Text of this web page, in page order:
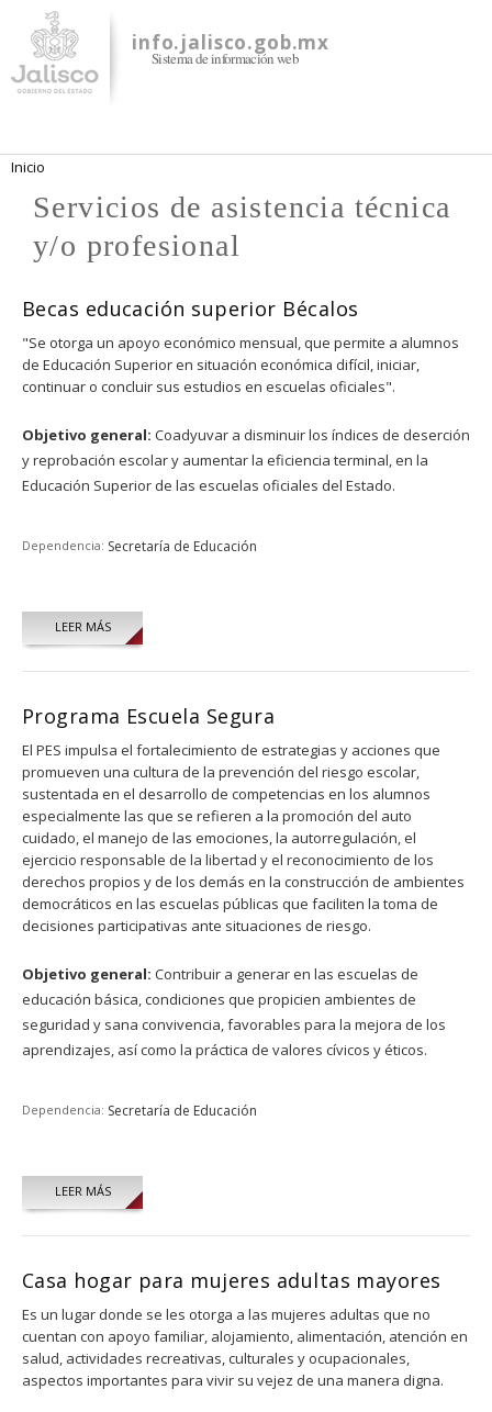
contenido
principal
info.jalisco.gob.mx
Sistema de información web
Se encuentra usted aquí
Inicio
Servicios de asistencia técnica
y/o profesional
Becas educación superior Bécalos
"Se otorga un apoyo económico mensual, que permite a alumnos
de Educación Superior en situación económica difícil, iniciar,
continuar o concluir sus estudios en escuelas oficiales".
Objetivo general: Coadyuvar a disminuir los índices de deserción
y reprobación escolar y aumentar la eficiencia terminal, en la
Educación Superior de las escuelas oficiales del Estado.
Dependencia: Secretaría de Educación
LEER MÁS
Programa Escuela Segura
El PES impulsa el fortalecimiento de estrategias y acciones que
promueven una cultura de la prevención del riesgo escolar,
sustentada en el desarrollo de competencias en los alumnos
especialmente las que se refieren a la promoción del auto
cuidado, el manejo de las emociones, la autorregulación, el
ejercicio responsable de la libertad y el reconocimiento de los
derechos propios y de los demás en la construcción de ambientes
democráticos en las escuelas públicas que faciliten la toma de
decisiones participativas ante situaciones de riesgo.
Objetivo general: Contribuir a generar en las escuelas de
educación básica, condiciones que propicien ambientes de
seguridad y sana convivencia, favorables para la mejora de los
aprendizajes, así como la práctica de valores cívicos y éticos.
Dependencia: Secretaría de Educación
LEER MÁS
Casa hogar para mujeres adultas mayores
Es un lugar donde se les otorga a las mujeres adultas que no
cuentan con apoyo familiar, alojamiento, alimentación, atención en
salud, actividades recreativas, culturales y ocupacionales,
aspectos importantes para vivir su vejez de una manera digna.